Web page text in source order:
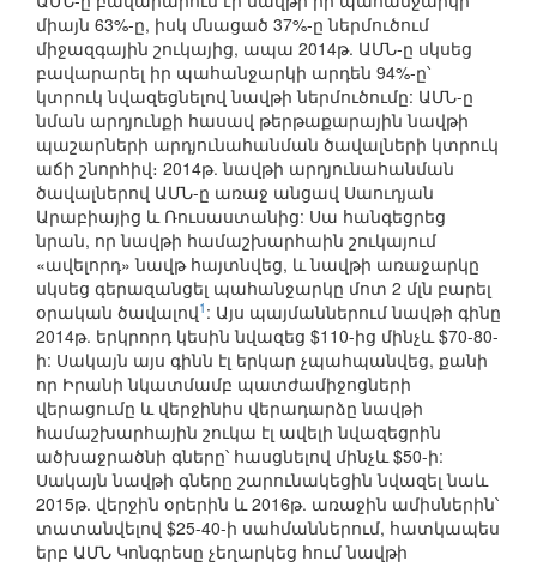
միայն 63%-ը, իսկ մնացած 37%-ը ներմուծում
միջազգային շուկայից, ապա 2014թ. ԱՄՆ-ը սկսեց
բավարարել իր պահանջարկի արդեն 94%-ը՝
կտրուկ նվազեցնելով նավթի ներմուծումը: ԱՄՆ-ը
նման արդյունքի հասավ թերթաքարային նավթի
պաշարների արդյունահանման ծավալների կտրուկ
աճի շնորհիվ։ 2014թ. նավթի արդյունահանման
ծավալներով ԱՄՆ-ը առաջ անցավ Սաուդյան
Արաբիայից և Ռուսաստանից: Սա հանգեցրեց
նրան, որ նավթի համաշխարհաին շուկայում
«ավելորդ» նավթ հայտնվեց, և նավթի առաջարկը
սկսեց գերազանցել պահանջարկը մոտ 2 մլն բարել
օրական ծավալով1 : Այս պայմաններում նավթի գինը
2014թ. երկրորդ կեսին նվազեց $110-ից մինչև $70-80-
ի: Սակայն այս գինն էլ երկար չպահպանվեց, քանի
որ Իրանի նկատմամբ պատժամիջոցների
վերացումը և վերջինիս վերադարձը նավթի
համաշխարհային շուկա էլ ավելի նվազեցրին
ածխաջրածնի գները՝ հասցնելով մինչև $50-ի:
Սակայն նավթի գները շարունակեցին նվազել նաև
2015թ. վերջին օրերին և 2016թ. առաջին ամիսներին՝
տատանվելով $25-40-ի սահմաններում, հատկապես
երբ ԱՄՆ Կոնգրեսը չեղարկեց հում նավթի